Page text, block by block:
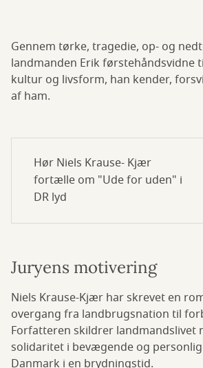
Gennem tørke, tragedie, op- og
landmanden Erik førstehåndsvidne
kultur og livsform, han kender,
af ham.
Hør Niels Krause- Kjær
fortælle om "Ude for uden" i
DR lyd
Juryens motivering
Niels Krause-Kjær har skrevet en
overgang fra landbrugsnation til
Forfatteren skildrer landmandslivet
solidaritet i bevægende og
Danmark i en brydningstid.